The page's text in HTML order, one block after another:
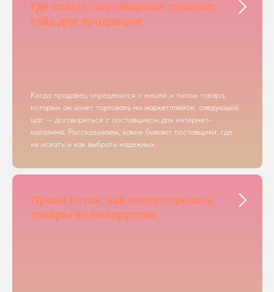
Где искать поставщиков товаров:
гайд для продавцов
Когда продавец определился с нишей и типом товара,
которым он хочет торговать на маркетплейсе, следующий
шаг — договориться с поставщиком для интернет-
магазина. Рассказываем, какие бывают поставщики, где
их искать и как выбрать надежных.
Лучше Китая: как импортировать
товары из Белоруссии